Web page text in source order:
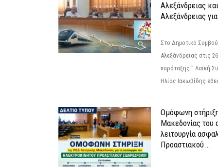
Αλεξάνδρειας
Αλεξάνδρειας
Στο Δημοτικό
Αλεξάνδρειας στις
παράταξης " Λαϊκή
Ηλίας Ιακωβίδης
Ομόφωνη
Μακεδονίας του
λειτουργία
Προαστιακού...